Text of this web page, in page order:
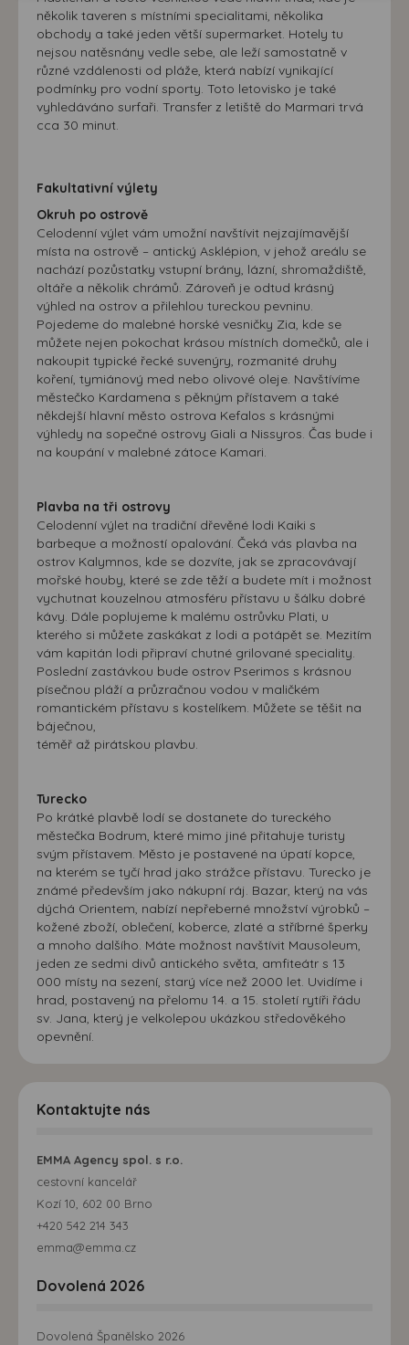
několik taveren s místními specialitami, několika
obchody a také jeden větší supermarket. Hotely tu
nejsou natěsnány vedle sebe, ale leží samostatně v
různé vzdálenosti od pláže, která nabízí vynikající
podmínky pro vodní sporty. Toto letovisko je také
vyhledáváno surfaři. Transfer z letiště do Marmari trvá
cca 30 minut.
Fakultativní výlety
Okruh po ostrově
Celodenní výlet vám umožní navštívit nejzajímavější
místa na ostrově – antický Asklépion, v jehož areálu se
nachází pozůstatky vstupní brány, lázní, shromaždiště,
oltáře a několik chrámů. Zároveň je odtud krásný
výhled na ostrov a přilehlou tureckou pevninu.
Pojedeme do malebné horské vesničky Zia, kde se
můžete nejen pokochat krásou místních domečků, ale i
nakoupit typické řecké suvenýry, rozmanité druhy
koření, tymiánový med nebo olivové oleje. Navštívíme
městečko Kardamena s pěkným přístavem a také
někdejší hlavní město ostrova Kefalos s krásnými
výhledy na sopečné ostrovy Giali a Nissyros. Čas bude i
na koupání v malebné zátoce Kamari.
Plavba na tři ostrovy
Celodenní výlet na tradiční dřevěné lodi Kaiki s
barbeque a možností opalování. Čeká vás plavba na
ostrov Kalymnos, kde se dozvíte, jak se zpracovávají
mořské houby, které se zde těží a budete mít i možnost
vychutnat kouzelnou atmosféru přístavu u šálku dobré
kávy. Dále poplujeme k malému ostrůvku Plati, u
kterého si můžete zaskákat z lodi a potápět se. Mezitím
vám kapitán lodi připraví chutné grilované speciality.
Poslední zastávkou bude ostrov Pserimos s krásnou
písečnou pláží a průzračnou vodou v maličkém
romantickém přístavu s kostelíkem. Můžete se těšit na
báječnou,
téměř až pirátskou plavbu.
Turecko
Po krátké plavbě lodí se dostanete do tureckého
městečka Bodrum, které mimo jiné přitahuje turisty
svým přístavem. Město je postavené na úpatí kopce,
na kterém se tyčí hrad jako strážce přístavu. Turecko je
známé především jako nákupní ráj. Bazar, který na vás
dýchá Orientem, nabízí nepřeberné množství výrobků –
kožené zboží, oblečení, koberce, zlaté a stříbrné šperky
a mnoho dalšího. Máte možnost navštívit Mausoleum,
jeden ze sedmi divů antického světa, amfiteátr s 13
000 místy na sezení, starý více než 2000 let. Uvidíme i
hrad, postavený na přelomu 14. a 15. století rytíři řádu
sv. Jana, který je velkolepou ukázkou středověkého
opevnění.
Kontaktujte nás
EMMA Agency spol. s r.o.
cestovní kancelář
Kozí 10, 602 00 Brno
+420 542 214 343
emma@emma.cz
Dovolená 2026
Dovolená Španělsko 2026
našem webu, tak na webech třetích stran. Díky tomu
máme možnost vytvářet profily založené na Vašich
zájmech. Na základě těchto informací není zpravidla
možná bezprostřední identifikace uživatele. Bez vyjádření
souhlasu, nedojde k zobrazování obsahu a reklam
přizpůsobených Vašim zájmům.